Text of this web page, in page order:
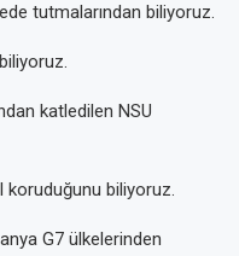
tutmalarından biliyoruz.
katledilen NSU
koruduğunu biliyoruz.
G7 ülkelerinden